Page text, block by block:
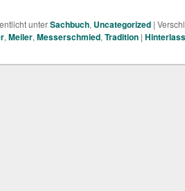
unterSachbuch, Uncategorized |
, Meiler, Messerschmied, Tradition |